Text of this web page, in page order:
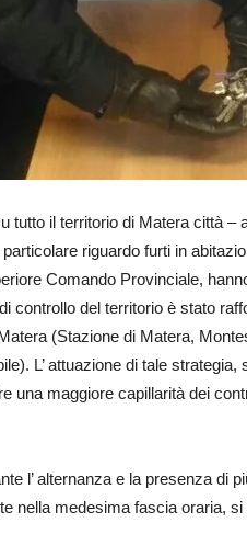
tutto il territorio di Matera città –
riguardo furti in
Comando Provinciale,
controllo del territorio è stato
(Stazione di Matera,
L’ attuazione di tale
una maggiore capillarità dei
l’ alternanza e la presenza di
nella medesima fascia oraria, si